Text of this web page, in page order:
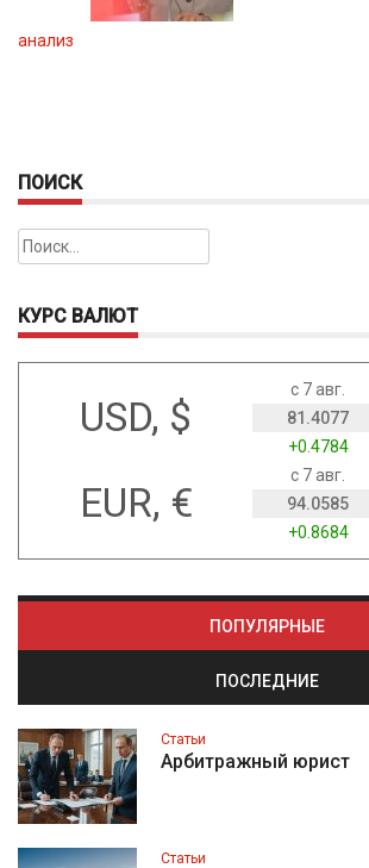
анализ
ПОИСК
Найти:
КУРС ВАЛЮТ
USD, $
с 7 авг.
81.4077
+0.4784
EUR, €
с 7 авг.
94.0585
+0.8684
ПОПУЛЯРНЫЕ
ПОСЛЕДНИЕ
Статьи
Арбитражный юрист
Статьи